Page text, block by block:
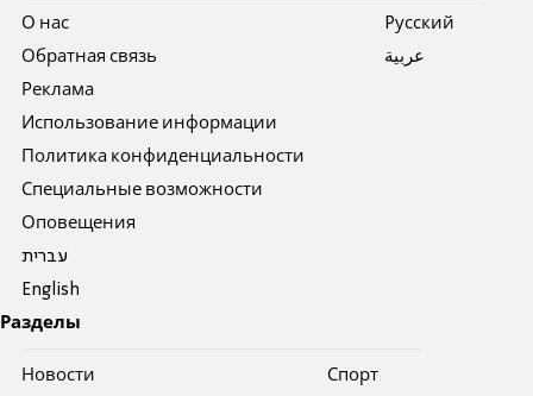
О нас
Обратная связь
Реклама
Использование информации
Политика конфиденциальности
Специальные возможности
Оповещения
עברית
English
Pусский
عربية
Разделы
Новости Спорт